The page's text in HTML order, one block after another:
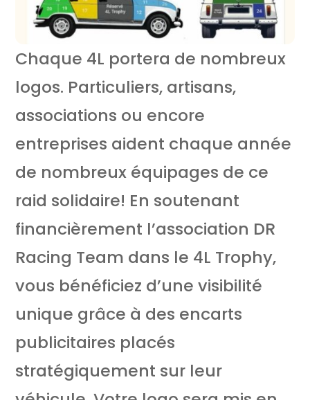
Chaque 4L portera de nombreux
logos. Particuliers, artisans,
associations ou encore
entreprises aident chaque année
de nombreux équipages de ce
raid solidaire! En soutenant
financièrement l’association DR
Racing Team dans le 4L Trophy,
vous bénéficiez d’une visibilité
unique grâce à des encarts
publicitaires placés
stratégiquement sur leur